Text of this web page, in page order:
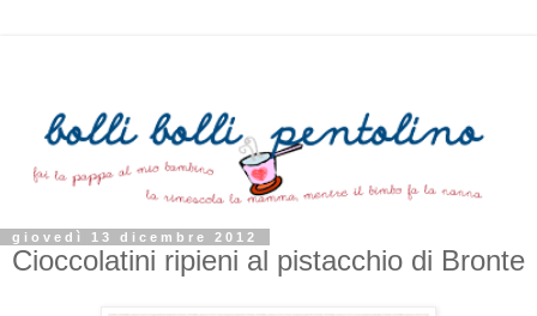
giovedì 13 dicembre 2012
Cioccolatini ripieni al pistacchio di Bronte